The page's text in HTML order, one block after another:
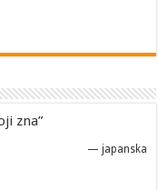
zna”
— japanska